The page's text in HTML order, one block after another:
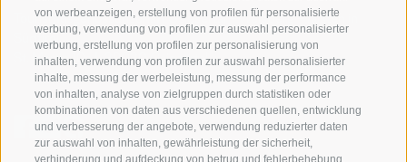
von werbeanzeigen, erstellung von profilen für personalisierte
werbung, verwendung von profilen zur auswahl personalisierter
werbung, erstellung von profilen zur personalisierung von
inhalten, verwendung von profilen zur auswahl personalisierter
inhalte, messung der werbeleistung, messung der performance
von inhalten, analyse von zielgruppen durch statistiken oder
kombinationen von daten aus verschiedenen quellen, entwicklung
und verbesserung der angebote, verwendung reduzierter daten
zur auswahl von inhalten, gewährleistung der sicherheit,
verhinderung und aufdeckung von betrug und fehlerbehebung,
Tourismusgenossenschaft Gsiesertal - Welsberg - Taisten in
Südtirol
St. Martin 10a I-39030 Gsiesertal